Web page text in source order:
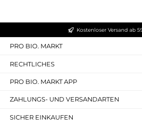
Kostenloser Versand ab
PRO BIO. MARKT
RECHTLICHES
PRO BIO. MARKT APP
ZAHLUNGS- UND VERSANDARTEN
SICHER EINKAUFEN